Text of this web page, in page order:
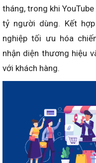
tháng, trong khi
tỷ người dùng. Kết
nghiệp tối ưu hóa
nhận diện thương hiệu
với khách hàng.